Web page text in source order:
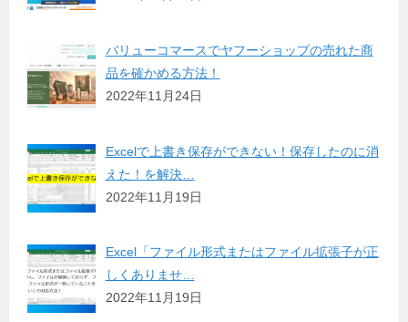
バリューコマースでヤフーショップの売れた商
品を確かめる方法！
2022年11月24日
Excelで上書き保存ができない！保存したのに消
えた！を解決…
2022年11月19日
Excel「ファイル形式またはファイル拡張子が正
しくありませ…
2022年11月19日